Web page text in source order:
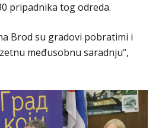
pripadnika tog odreda.
Brod su gradovi pobratimi i
međusobnu saradnju“,